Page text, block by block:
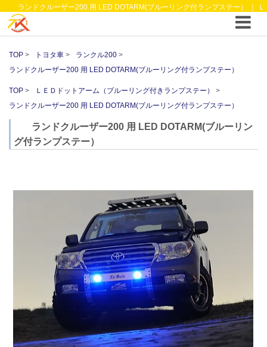
ランドクルーザー200 用 LED DOTARM(ブルーリング付ランプステー） ｜ Ｌ
ＥＤドットアーム（ブルーリング付きランプステー） ｜4WDやSUVのカスタム パ
ーツと12vクーラーから 車中泊/キャンピング部品までご提案の T.K TECH 埼玉
TOP トヨタ車
ランクル200
ランドクルーザー200 用 LED DOTARM(ブルーリング付ランプステー）
TOP
ＬＥＤドットアーム（ブルーリング付きランプステー）
ランドクルーザー200 用 LED DOTARM(ブルーリング付ランプステー）
ランドクルーザー200 用 LED DOTARM(ブルーリン
グ付ランプステー）